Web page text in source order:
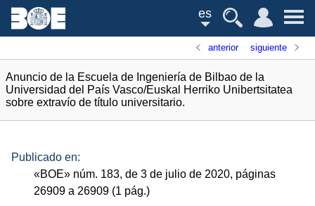
es
anterior siguiente
Anuncio de la Escuela de Ingeniería de Bilbao de la
Universidad del País Vasco/Euskal Herriko Unibertsitatea
sobre extravío de título universitario.
Publicado en:
«BOE» núm. 183, de 3 de julio de 2020, páginas
26909 a 26909 (1 pág.)